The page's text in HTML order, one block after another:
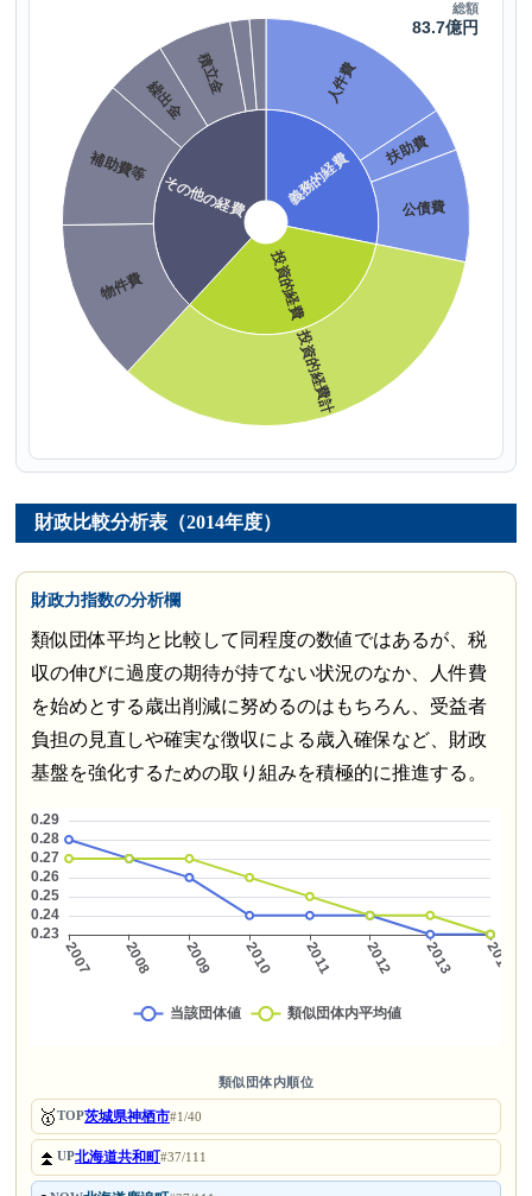
財政比較分析表（2014年度）
財政力指数の分析欄
類似団体平均と比較して同程度の数値ではあるが、税
収の伸びに過度の期待が持てない状況のなか、人件費
を始めとする歳出削減に努めるのはもちろん、受益者
負担の見直しや確実な徴収による歳入確保など、財政
基盤を強化するための取り組みを積極的に推進する。
類似団体内順位
🥇TOP茨城県神栖市#1/40
⏫UP北海道共和町#37/111